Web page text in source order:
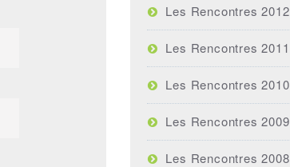
Les Rencontres 2012
Les Rencontres 2011
Les Rencontres 2010
Les Rencontres 2009
Les Rencontres 2008